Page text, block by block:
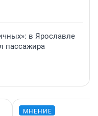
в Ярославле
пассажира
МНЕНИЕ